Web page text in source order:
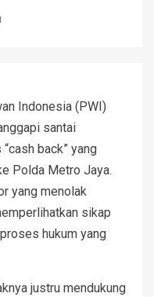
Indonesia (PWI)
santai
back” yang
Polda Metro Jaya.
yang menolak
sikap
hukum yang
justru mendukung